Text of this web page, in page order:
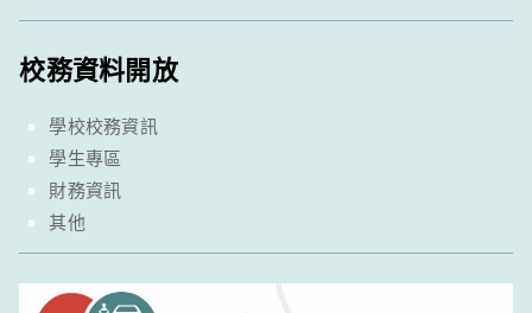
校務資料開放
學校校務資訊
學生專區
財務資訊
其他